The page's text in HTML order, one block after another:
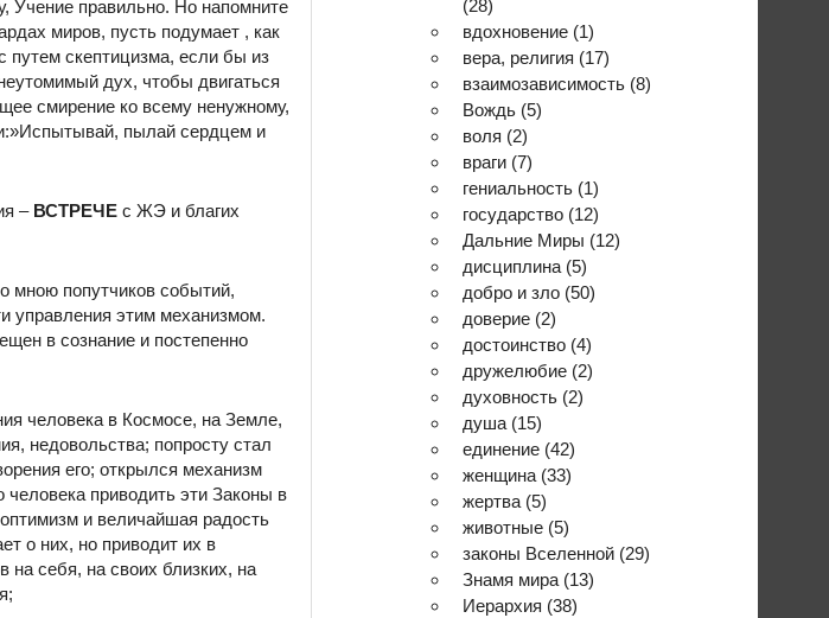
Учение правильно. Но напомните
миров, пусть подумает , как
путем скептицизма, если бы из
дух, чтобы двигаться
смирение ко всему ненужному,
пылай сердцем и
– ВСТРЕЧЕ с ЖЭ и благих
мною попутчиков событий,
управления этим механизмом.
в сознание и постепенно
человека в Космосе, на Земле,
недовольства; попросту стал
его; открылся механизм
приводить эти Законы в
и величайшая радость
о них, но приводит их в
на себя, на своих близких, на
(28)
вдохновение (1)
вера, религия (17)
взаимозависимость (8)
Вождь (5)
воля (2)
враги (7)
гениальность (1)
государство (12)
Дальние Миры (12)
дисциплина (5)
добро и зло (50)
доверие (2)
достоинство (4)
дружелюбие (2)
духовность (2)
душа (15)
единение (42)
женщина (33)
жертва (5)
животные (5)
законы Вселенной (29)
Знамя мира (13)
Иерархия (38)